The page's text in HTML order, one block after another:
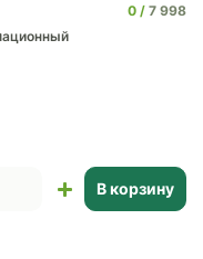
0
7 998
В корзину